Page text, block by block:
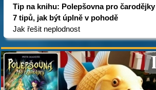
Tip na knihu: Polepšovna pro čarodějky
7 tipů, jak být úplně v pohodě
Jak řešit neplodnost